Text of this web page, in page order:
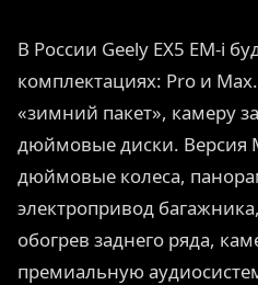
В России Geely EX5 EM-i
комплектациях: Pro и
«зимний пакет», камеру
дюймовые диски. Версия
дюймовые колеса,
электропривод
обогрев заднего ряда,
премиальную